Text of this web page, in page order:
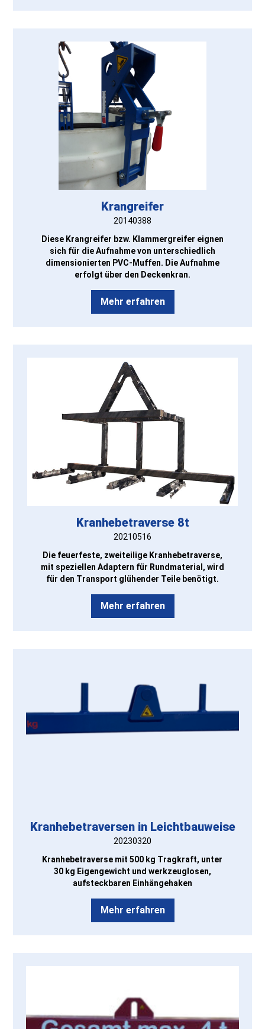
Krangreifer
20140388
Diese Krangreifer bzw. Klammergreifer eignen
sich für die Aufnahme von unterschiedlich
dimensionierten PVC-Muffen. Die Aufnahme
erfolgt über den Deckenkran.
Mehr erfahren
Kranhebetraverse 8t
20210516
Die feuerfeste, zweiteilige Kranhebetraverse,
mit speziellen Adaptern für Rundmaterial, wird
für den Transport glühender Teile benötigt.
Mehr erfahren
Kranhebetraversen in Leichtbauweise
20230320
Kranhebetraverse mit 500 kg Tragkraft, unter
30 kg Eigengewicht und werkzeuglosen,
aufsteckbaren Einhängehaken
Mehr erfahren